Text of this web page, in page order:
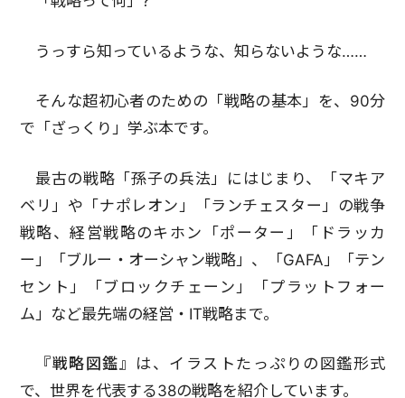
うっすら知っているような、知らないような……
そんな超初心者のための「戦略の基本」を、90分
で「ざっくり」学ぶ本です。
最古の戦略「孫子の兵法」にはじまり、「マキア
ベリ」や「ナポレオン」「ランチェスター」の戦争
戦略、経営戦略のキホン「ポーター」「ドラッカ
ー」「ブルー・オーシャン戦略」、「GAFA」「テン
セント」「ブロックチェーン」「プラットフォー
ム」など最先端の経営・IT戦略まで。
『戦略図鑑』 は、イラストたっぷりの図鑑形式
で、世界を代表する38の戦略を紹介しています。